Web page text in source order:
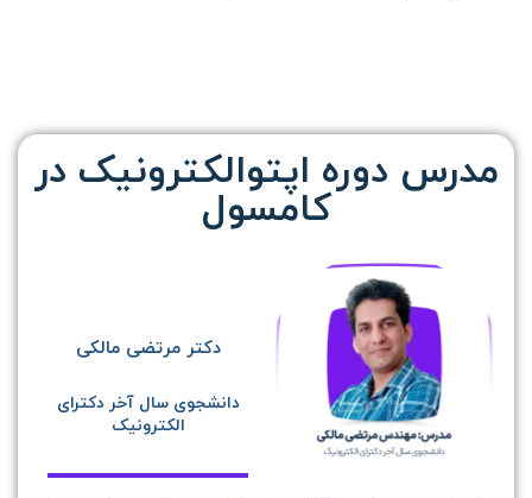
مدرس دوره اپتوالکترونیک در
کامسول
دکتر مرتضی مالکی
دانشجوی سال آخر دکترای
الکترونیک